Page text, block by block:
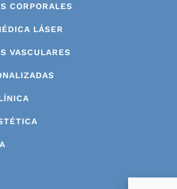
CORPORALES
LÁSER
VASCULARES